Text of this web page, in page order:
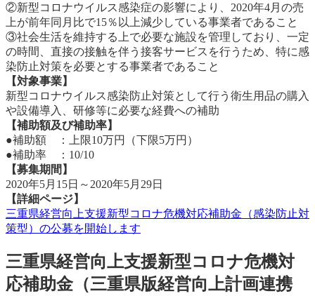
②新型コロナウイルス感染症の影響により、2020年4月の売
上が前年同月比で15％以上減少している事業者であること
③社会生活を維持する上で必要な施設を管理しており、一定
の時間、直接の接触を伴う接客サービスを行うため、特に感
染防止対策を必要とする事業者であること
【対象事業】
新型コロナウイルス感染防止対策として行う衛生用品の購入
や設備導入、研修等に必要な経費への補助
【補助額及び補助率】
●補助額 ：上限10万円（下限5万円）
●補助率 ：10/10
【募集期間】
2020年5月15日～2020年5月29日
【詳細ページ】
三重県経営向上支援新型コロナ危機対応補助金（感染防止対
策型）の公募を開始します
三重県経営向上支援新型コロナ危機対
応補助金（三重県版経営向上計画連携